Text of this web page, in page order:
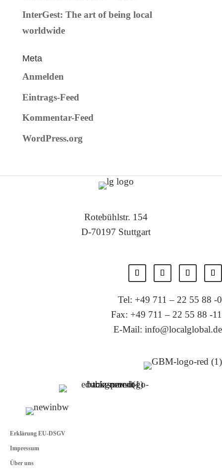
InterGest: The art of being local
worldwide
Meta
Anmelden
Eintrags-Feed
Kommentar-Feed
WordPress.org
Rotebühlstr. 154
D-70197 Stuttgart
Tel: +49 711 – 22 55 88 -0
Fax: +49 711 – 22 55 88 -11
E-Mail: info@localglobal.de
Erklärung EU-DSGV
Impressum
Über uns